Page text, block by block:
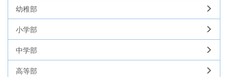
幼稚部
小学部
中学部
高等部